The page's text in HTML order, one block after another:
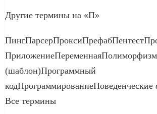
Другие термины на «П»
(шаблон)Программный
кодПрограммированиеПоведенческие
Все термины